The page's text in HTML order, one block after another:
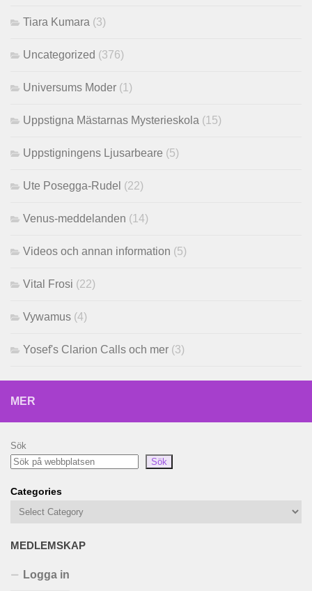
Tiara Kumara (3)
Uncategorized (376)
Universums Moder (1)
Uppstigna Mästarnas Mysterieskola (15)
Uppstigningens Ljusarbeare (5)
Ute Posegga-Rudel (22)
Venus-meddelanden (14)
Videos och annan information (5)
Vital Frosi (22)
Vywamus (4)
Yosef's Clarion Calls och mer (3)
MER
Sök
Sök
Categories
MEDLEMSKAP
Logga in